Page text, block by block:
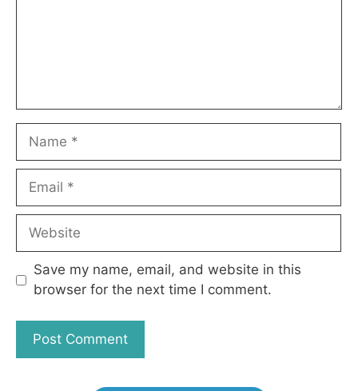
Name
Email
Website
Save my name, email, and website in this
browser for the next time I comment.